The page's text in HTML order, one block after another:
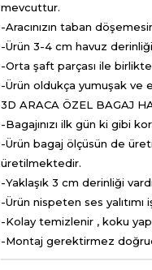
mevcuttur.
-Aracınızın taban
-Ürün 3-4 cm havuz
-Orta şaft parçası ile
-Ürün oldukça yumuşak ve
3D ARACA ÖZEL BAGAJ
-Bagajınızı ilk gün ki gibi
-Ürün bagaj ölçüsün de
üretilmektedir.
-Yaklaşık 3 cm derinliği
-Ürün nispeten ses
-Kolay temizlenir , koku
-Montaj gerektirmez